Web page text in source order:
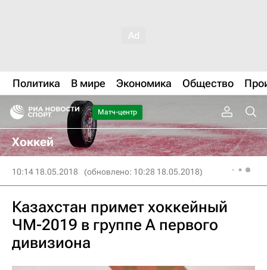
Политика В мире Экономика Общество
Матч-центр
Хоккей
10:14 18.05.2018 (обновлено: 10:28 18.05.2018)
Казахстан примет хоккейный
ЧМ-2019 в группе А первого
дивизиона